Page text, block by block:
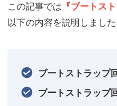
この記事では 『ブートス
以下の内容を説明しました
ブートストラップ
ブートストラップ